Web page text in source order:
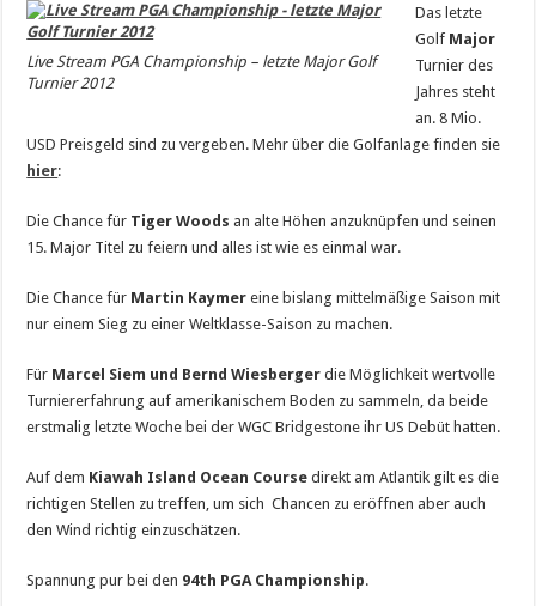
Live Stream PGA Championship – letzte Major Golf
Turnier 2012
Das letzte
Golf Major
Turnier des
Jahres steht
an. 8 Mio.
USD Preisgeld sind zu vergeben. Mehr über die Golfanlage finden sie
hier:
Die Chance für Tiger Woods an alte Höhen anzuknüpfen und seinen
15. Major Titel zu feiern und alles ist wie es einmal war.
Die Chance für Martin Kaymer eine bislang mittelmäßige Saison mit
nur einem Sieg zu einer Weltklasse-Saison zu machen.
Für Marcel Siem und Bernd Wiesberger die Möglichkeit wertvolle
Turniererfahrung auf amerikanischem Boden zu sammeln, da beide
erstmalig letzte Woche bei der WGC Bridgestone ihr US Debüt hatten.
Auf dem Kiawah Island Ocean Course direkt am Atlantik gilt es die
richtigen Stellen zu treffen, um sich Chancen zu eröffnen aber auch
den Wind richtig einzuschätzen.
Spannung pur bei den 94th PGA Championship.